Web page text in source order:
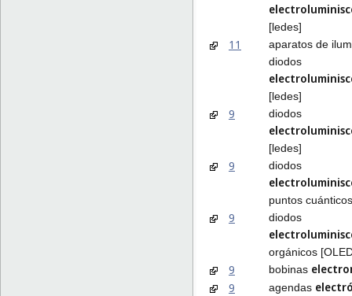
[ledes]
11
aparatos de
diodos
[ledes]
9 diodos
[ledes]
9 diodos
puntos
9 diodos
orgánicos
9 bobinas
9
agendas